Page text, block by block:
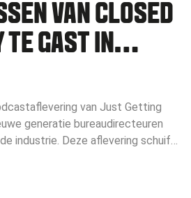
VAN CLOSED
TE GAST IN
JUST
van Just Getting
generatie bureaudirecteuren
industrie. Deze aflevering schuift